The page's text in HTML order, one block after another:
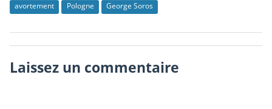
avortement Pologne George Soros
Laissez un commentaire